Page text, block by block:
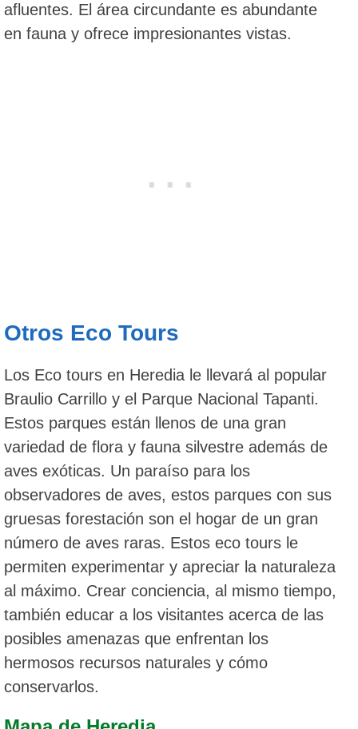
afluentes. El área circundante es abundante
en fauna y ofrece impresionantes vistas.
Otros Eco Tours
Los Eco tours en Heredia le llevará al popular
Braulio Carrillo y el Parque Nacional Tapanti.
Estos parques están llenos de una gran
variedad de flora y fauna silvestre además de
aves exóticas. Un paraíso para los
observadores de aves, estos parques con sus
gruesas forestación son el hogar de un gran
número de aves raras. Estos eco tours le
permiten experimentar y apreciar la naturaleza
al máximo. Crear conciencia, al mismo tiempo,
también educar a los visitantes acerca de las
posibles amenazas que enfrentan los
hermosos recursos naturales y cómo
conservarlos.